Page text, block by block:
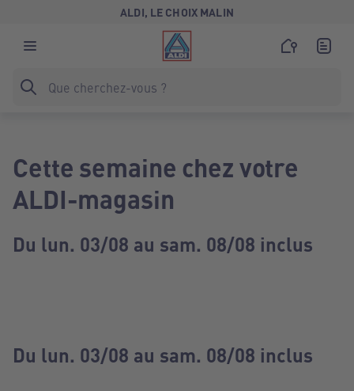
ALDI, LE CHOIX MALIN
Cette semaine chez votre
ALDI-magasin
Du lun. 03/08 au sam. 08/08 inclus
Du lun. 03/08 au sam. 08/08 inclus